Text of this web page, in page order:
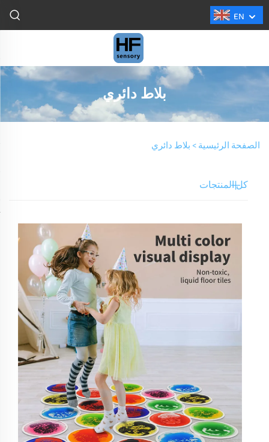
EN
بلاط دائري
الصفحة الرئيسية > بلاط دائري
كل المنتجات